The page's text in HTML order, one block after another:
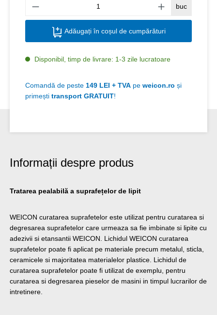
buc
Adăugați în coșul de cumpărături
Disponibil, timp de livrare: 1-3 zile lucratoare
Comandă de peste 149 LEI + TVA pe weicon.ro și
primești transport GRATUIT!
Informații despre produs
Tratarea pealabilă a suprafețelor de lipit
WEICON curatarea suprafetelor este utilizat pentru curatarea si
degresarea suprafetelor care urmeaza sa fie imbinate si lipite cu
adezivii si etansantii WEICON. Lichidul WEICON curatarea
suprafetelor poate fi aplicat pe materiale precum metalul, sticla,
ceramicele si majoritatea materialelor plastice. Lichidul de
curatarea suprafetelor poate fi utilizat de exemplu, pentru
curatarea si degresarea pieselor de masini in timpul lucrarilor de
intretinere.